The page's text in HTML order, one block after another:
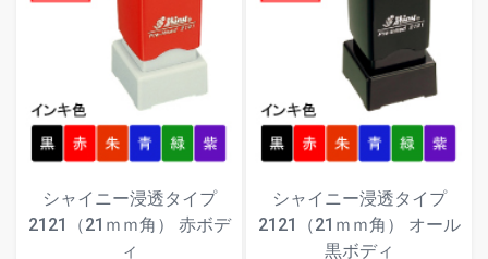
シャイニー浸透タイプ
2121（21ｍｍ角） 赤ボデ
ィ
シャイニー浸透タイプ
2121（21ｍｍ角） オール
黒ボディ